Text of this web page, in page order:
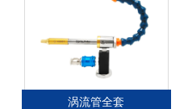
涡流管全套